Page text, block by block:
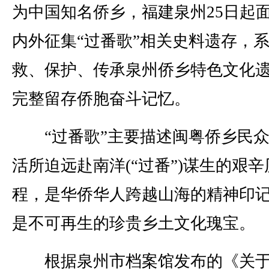
为中国知名侨乡，福建泉州25日起
内外征集“过番歌”相关史料遗存，
救、保护、传承泉州侨乡特色文化
完整留存侨胞奋斗记忆。
“过番歌”主要描述闽粤侨乡民
活所迫远赴南洋(“过番”)谋生的艰辛
程，是华侨华人跨越山海的精神印
是不可再生的珍贵乡土文化瑰宝。
根据泉州市档案馆发布的《关